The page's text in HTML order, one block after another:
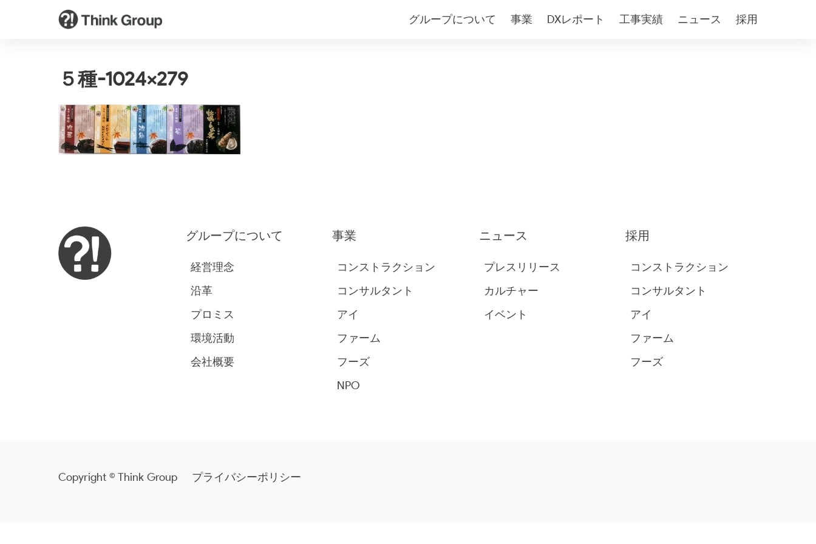
グループについて 事業 DXレポート 工事実績 ニュース 採用
５種-1024×279
グループについて
経営理念
沿革
プロミス
環境活動
会社概要
事業
コンストラクション
コンサルタント
アイ
ファーム
フーズ
NPO
ニュース
プレスリリース
カルチャー
イベント
採用
コンストラクション
コンサルタント
アイ
ファーム
フーズ
Copyright © Think Group プライバシーポリシー